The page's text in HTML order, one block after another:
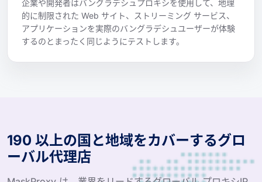
企業や開発者はバングラデシュプロキシを使用して、地理
的に制限された Web サイト、ストリーミング サービス、
アプリケーションを実際のバングラデシュユーザーが体験
するのとまったく同じようにテストします。
190 以上の国と地域をカバーするグロ
ーバル代理店